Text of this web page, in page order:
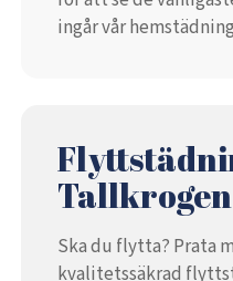
ingår vår
Tallkrogen
Ska du flytta? Prata
kvalitetssäkrad